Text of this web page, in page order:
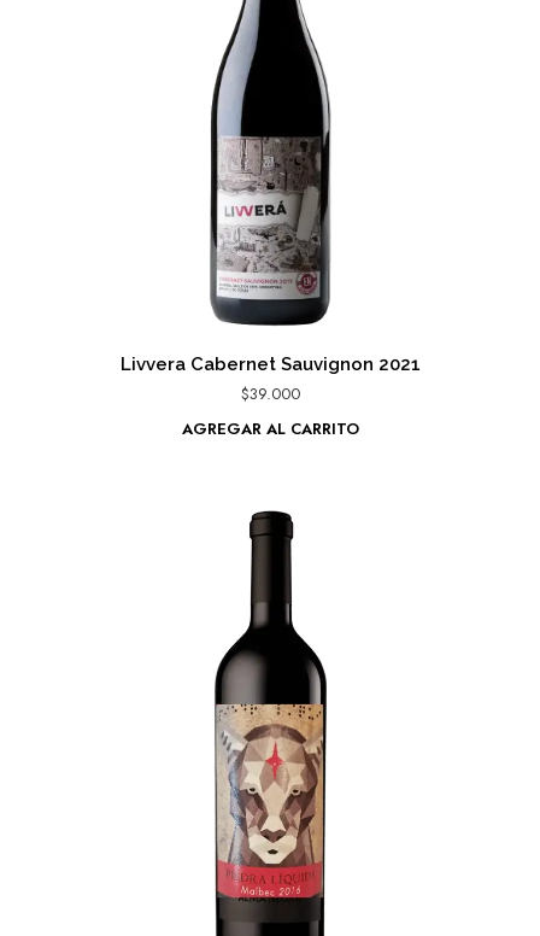
Livvera Cabernet Sauvignon 2021
$39.000
AGREGAR AL CARRITO